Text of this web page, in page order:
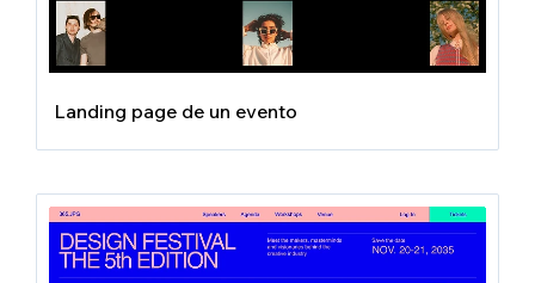
Landing page de un evento